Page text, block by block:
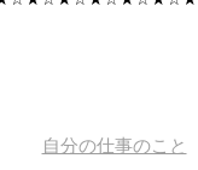
自分の仕事のこと